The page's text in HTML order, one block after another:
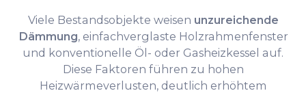
Viele Bestandsobjekte weisen unzureichende
Dämmung, einfachverglaste Holzrahmenfenster
und konventionelle Öl- oder Gasheizkessel auf.
Diese Faktoren führen zu hohen
Heizwärmeverlusten, deutlich erhöhtem